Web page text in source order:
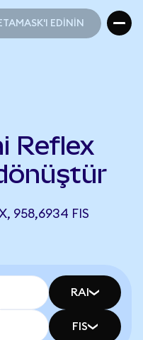
EDİNİN
Reflex
958,6934 FIS
RAI
FIS